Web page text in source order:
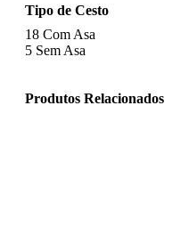
Tipo de Cesto
18 Com Asa
5 Sem Asa
Produtos Relacionados